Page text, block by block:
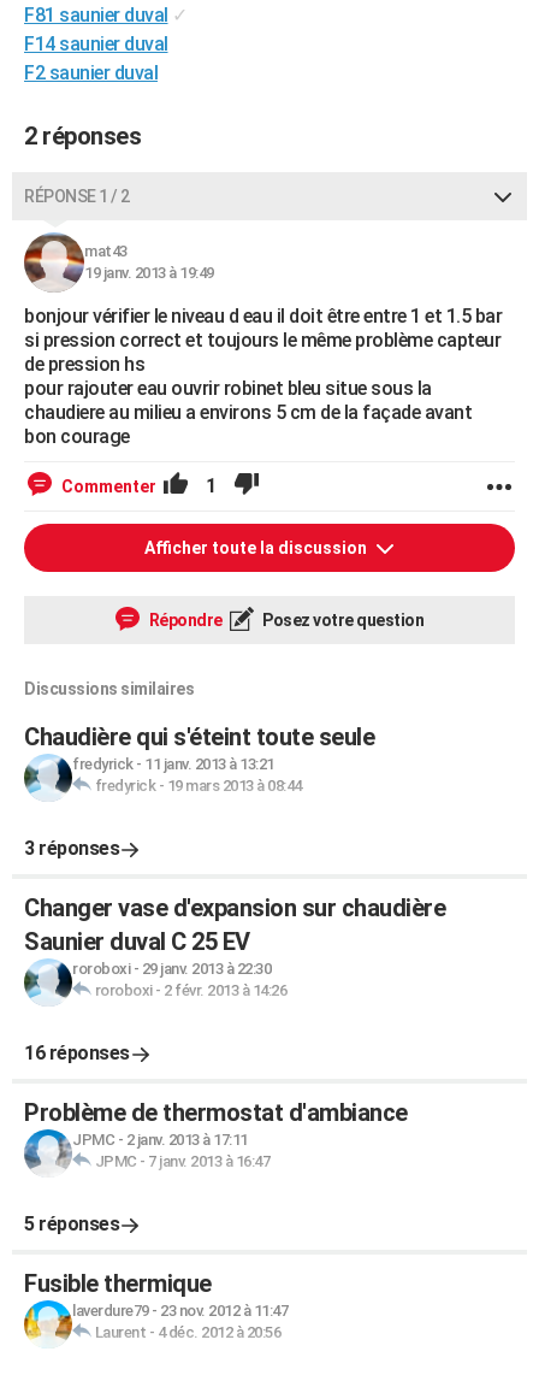
CARTE DE VOEUX
Carte de Noël
Carte Bonne année
Carte Saint-Valentin
Carte Pâques
Carte d'anniversaire
DICTIONNAIRE
Dictionnaire
Biographies
Citations
Expressions
Proverbes
PROGRAMME TV
COPAINS D'AVANT
S'inscrire
Se connecter
Lycées
Collèges
Primaires
Universités
Entreprises
Service militaire
Avis de recherche
AVIS DE DÉCÈS
FORUM
Bricolage
Lifestyle
Culture
Sport
Auto
Television
Voyage
Cinema
F81 saunier duval ✓
F14 saunier duval
F2 saunier duval
2 réponses
RÉPONSE 1 / 2
mat43
19 janv. 2013 à 19:49
bonjour vérifier le niveau d eau il doit être entre 1 et 1.5 bar
si pression correct et toujours le même problème capteur
de pression hs
pour rajouter eau ouvrir robinet bleu situe sous la
chaudiere au milieu a environs 5 cm de la façade avant
bon courage
Commenter 1
Afficher toute la discussion
Répondre Posez votre question
Discussions similaires
Chaudière qui s'éteint toute seule
fredyrick- 11 janv. 2013 à 13:21
fredyrick- 19 mars 2013 à 08:44
3 réponses
Changer vase d'expansion sur chaudière
Saunier duval C 25 EV
roroboxi- 29 janv. 2013 à 22:30
roroboxi- 2 févr. 2013 à 14:26
16 réponses
Problème de thermostat d'ambiance
JPMC - 2 janv. 2013 à 17:11
JPMC - 7 janv. 2013 à 16:47
5 réponses
Fusible thermique
laverdure79- 23 nov. 2012 à 11:47
Laurent - 4 déc. 2012 à 20:56